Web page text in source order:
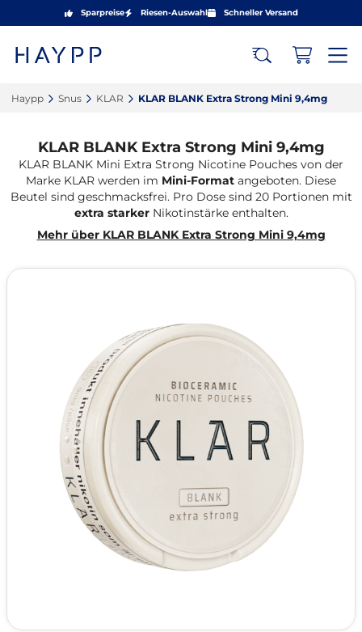
Sparpreise Riesen-Auswahl Schneller Versand
Haypp‎ Snus‎ KLAR‎ KLAR BLANK Extra Strong Mini 9,4mg‎
KLAR BLANK Extra Strong Mini 9,4mg
KLAR BLANK Mini Extra Strong Nicotine Pouches von der
Marke KLAR werden im Mini-Format angeboten. Diese
Beutel sind geschmacksfrei. Pro Dose sind 20 Portionen mit
extra starkerNikotinstärke enthalten.
Mehr über KLAR BLANK Extra Strong Mini 9,4mg